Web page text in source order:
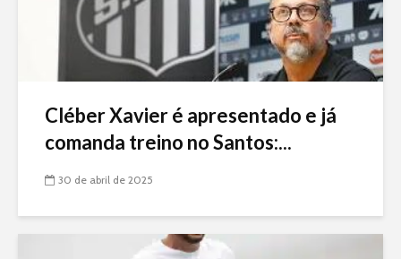
Cléber Xavier é apresentado e já
comanda treino no Santos:...
30 de abril de 2025